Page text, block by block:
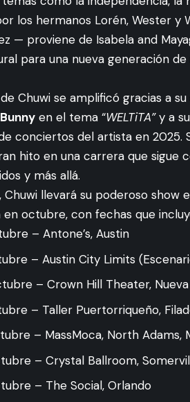
los hermanos Lorén, Wester y
— proviene de Isabela and
para una nueva generación
Chuwi se amplificó gracias a
en el tema “WELTiTA”y a
conciertos del artista en 2025.
hito en una carrera que sigue
y más allá.
Chuwi llevará su poderoso show
octubre, con fechas que
– Antone’s, Austin
– Austin City Limits
– Crown Hill Theater,
– Taller Puertorriqueño,
– MassMoca, North Adams,
– Crystal Ballroom,
– The Social, Orlando